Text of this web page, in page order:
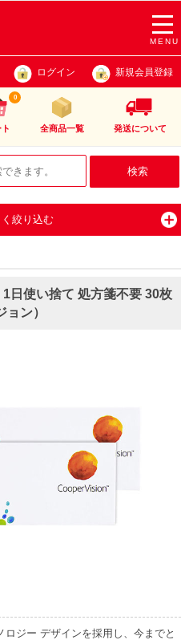
MENU
ログイン 新規会員登録
0
全商品一覧 発送について
絞り込む
日使い捨て 処方箋不要 30枚
ン）
ジー デザインを採用し、今までと